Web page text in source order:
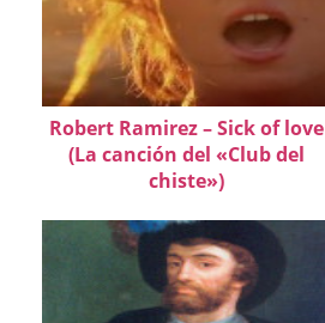
Robert Ramirez – Sick of love
(La canción del «Club del
chiste»)